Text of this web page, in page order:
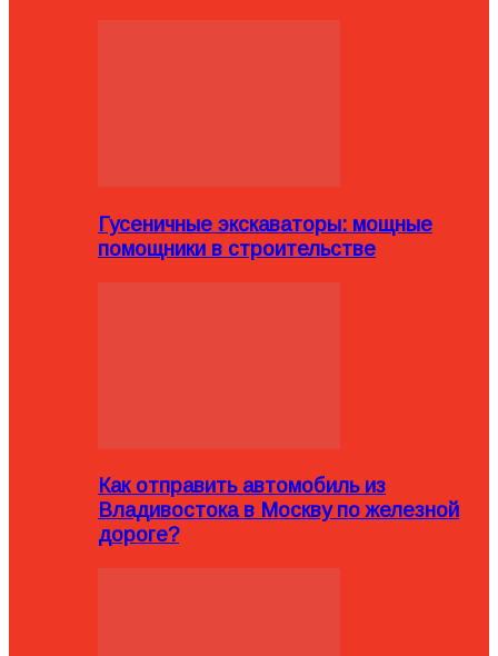
Гусеничные экскаваторы: мощные
помощники в строительстве
Как отправить автомобиль из
Владивостока в Москву по железной
дороге?